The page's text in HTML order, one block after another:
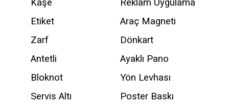
Kaşe
Etiket
Zarf
Antetli
Bloknot
Servis Altı
Reklam Uygulama
Araç Magneti
Dönkart
Ayaklı Pano
Yön Levhası
Poster Baskı